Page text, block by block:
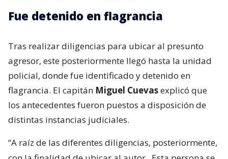
Fue detenido en flagrancia
Tras realizar diligencias para ubicar al presunto
agresor, este posteriormente llegó hasta la unidad
policial, donde fue identificado y detenido en
flagrancia. El capitán Miguel Cuevasexplicó que
los antecedentes fueron puestos a disposición de
distintas instancias judiciales.
“A raíz de las diferentes diligencias, posteriormente,